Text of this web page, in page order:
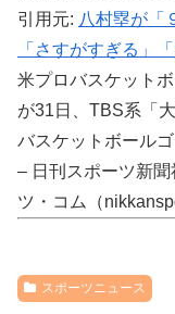
引用元: 八村塁が「
「さすがすぎる」
米プロバスケット
が31日、TBS系「
バスケットボール
– 日刊スポーツ新
ツ・コム（
スポーツニュース